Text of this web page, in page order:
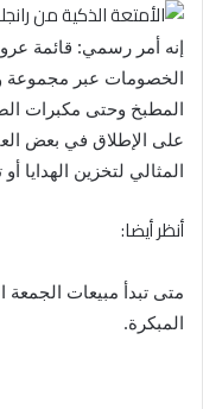
إنه أمر رسمي: قائمة
الخصومات عبر مجموعة
المطبخ وحتى مكبرات
على الإطلاق في بعض
المثالي لتخزين
أنظر أيضا:
متى تبدأ مبيعات
المبكرة.